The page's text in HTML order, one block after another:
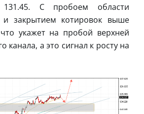
С пробоем области
и закрытием котировок выше
укажет на пробой верхней
канала, а это сигнал к росту на